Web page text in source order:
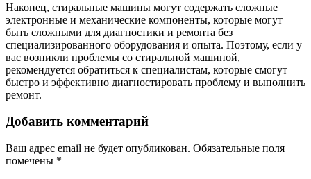
Наконец, стиральные машины могут содержать сложные
электронные и механические компоненты, которые могут
быть сложными для диагностики и ремонта без
специализированного оборудования и опыта. Поэтому, если у
вас возникли проблемы со стиральной машиной,
рекомендуется обратиться к специалистам, которые смогут
быстро и эффективно диагностировать проблему и выполнить
ремонт.
Добавить комментарий
Ваш адрес email не будет опубликован. Обязательные поля
помечены *